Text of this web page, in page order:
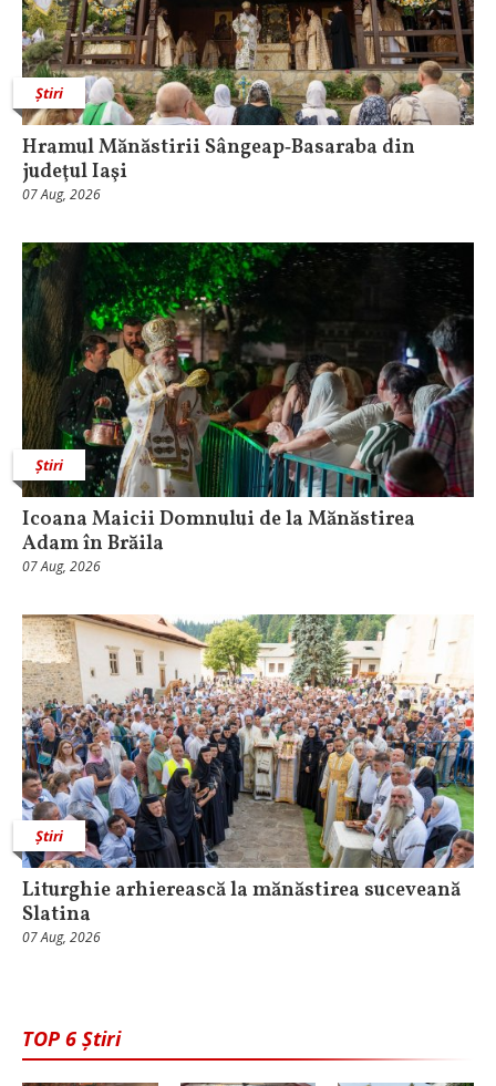
Știri
Hramul Mănăstirii Sângeap‑Basaraba din
judeţul Iaşi
07 Aug, 2026
Știri
Icoana Maicii Domnului de la Mănăstirea
Adam în Brăila
07 Aug, 2026
Știri
Liturghie arhierească la mănăstirea suceveană
Slatina
07 Aug, 2026
TOP 6 Știri